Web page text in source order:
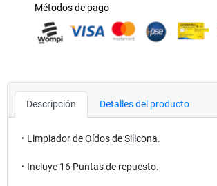
Métodos de pago
Descripción Detalles del producto
• Limpiador de Oídos de Silicona.
• Incluye 16 Puntas de repuesto.